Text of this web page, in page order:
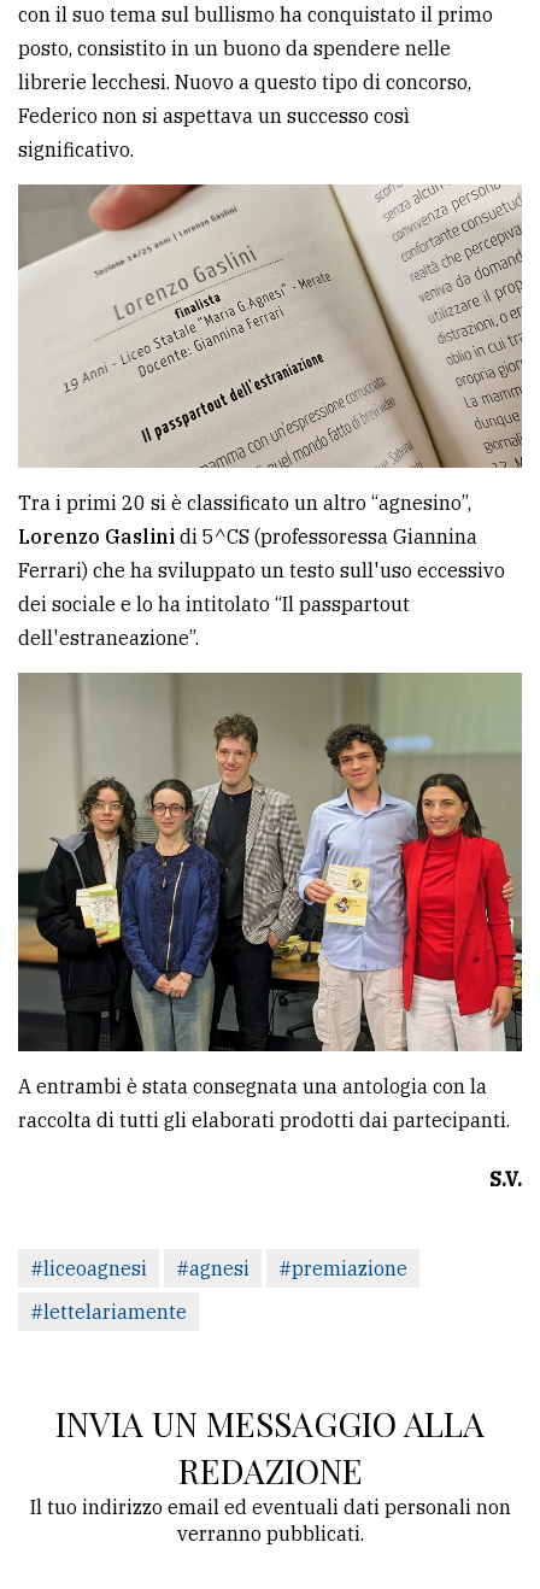
con il suo tema sul bullismo ha conquistato il primo
posto, consistito in un buono da spendere nelle
librerie lecchesi. Nuovo a questo tipo di concorso,
Federico non si aspettava un successo così
significativo.
Tra i primi 20 si è classificato un altro “agnesino”,
Lorenzo Gaslini di 5^CS (professoressa Giannina
Ferrari) che ha sviluppato un testo sull'uso eccessivo
dei sociale e lo ha intitolato “Il passpartout
dell'estraneazione”.
A entrambi è stata consegnata una antologia con la
raccolta di tutti gli elaborati prodotti dai partecipanti.
S.V.
#liceoagnesi #agnesi
#premiazione
#lettelariamente
INVIA UN MESSAGGIO ALLA
REDAZIONE
Il tuo indirizzo email ed eventuali dati personali non
verranno pubblicati.